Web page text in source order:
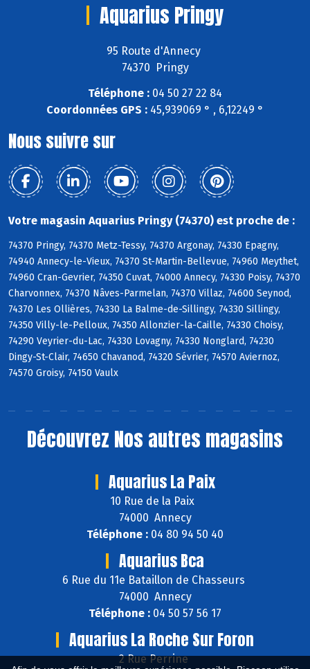
Aquarius Pringy
95 Route d'Annecy
74370 Pringy
Téléphone : 04 50 27 22 84
Coordonnées GPS : 45,939069 ° , 6,12249 °
Nous suivre sur
Votre magasin Aquarius Pringy (74370) est proche de :
74370 Pringy, 74370 Metz-Tessy, 74370 Argonay, 74330 Epagny,
74940 Annecy-le-Vieux, 74370 St-Martin-Bellevue, 74960 Meythet,
74960 Cran-Gevrier, 74350 Cuvat, 74000 Annecy, 74330 Poisy, 74370
Charvonnex, 74370 Nâves-Parmelan, 74370 Villaz, 74600 Seynod,
74370 Les Ollières, 74330 La Balme-de-Sillingy, 74330 Sillingy,
74350 Villy-le-Pelloux, 74350 Allonzier-la-Caille, 74330 Choisy,
74290 Veyrier-du-Lac, 74330 Lovagny, 74330 Nonglard, 74230
Dingy-St-Clair, 74650 Chavanod, 74320 Sévrier, 74570 Aviernoz,
74570 Groisy, 74150 Vaulx
Découvrez Nos autres magasins
Aquarius La Paix
10 Rue de la Paix
74000 Annecy
Téléphone : 04 80 94 50 40
Aquarius Bca
6 Rue du 11e Bataillon de Chasseurs
74000 Annecy
Téléphone : 04 50 57 56 17
Aquarius La Roche Sur Foron
2 Rue Perrine